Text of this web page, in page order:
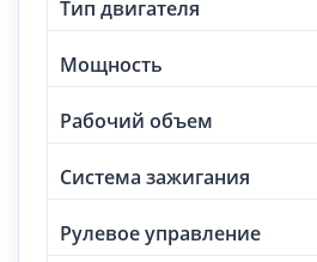
Тип двигателя
Мощность
Рабочий объем
Система зажигания
Рулевое управление